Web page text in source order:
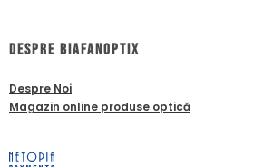
dESPRE biafanoptix
Despre Noi
Magazin online produse optică